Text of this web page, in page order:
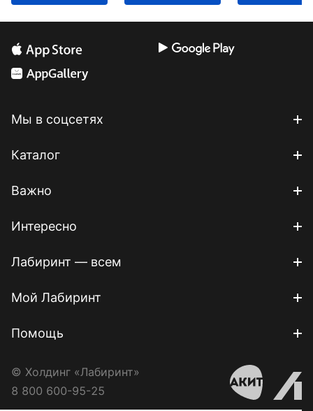
Мы в соцсетях
Каталог
Важно
Интересно
Лабиринт — всем
Мой Лабиринт
Помощь
© Холдинг «Лабиринт»
8 800 600-95-25